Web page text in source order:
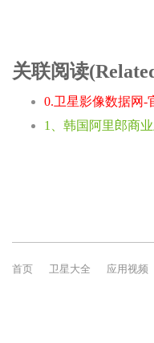
关联阅读
0.卫星影像数据网-
1、韩国阿里郎商
首页 卫星大全 应用视频